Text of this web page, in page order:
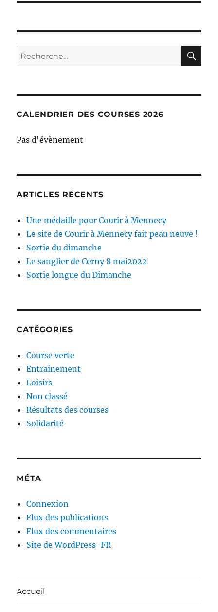
Recherche
pour :
CALENDRIER DES COURSES 2026
Pas d'évènement
ARTICLES RÉCENTS
Une médaille pour Courir à Mennecy
Le site de Courir à Mennecy fait peau neuve !
Sortie du dimanche
Le sanglier de Cerny 8 mai2022
Sortie longue du Dimanche
CATÉGORIES
Course verte
Entrainement
Loisirs
Non classé
Résultats des courses
Solidarité
MÉTA
Connexion
Flux des publications
Flux des commentaires
Site de WordPress-FR
Accueil